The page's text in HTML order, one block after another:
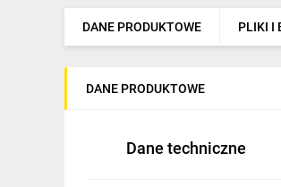
Elektronarzędzia i mierniki
DANE PRODUKTOWE PLIKI I
DANE PRODUKTOWE
Dane techniczne